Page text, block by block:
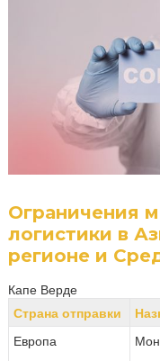
Ограничения
логистики в
регионе и
Капе Верде
Страна отправки
Европа